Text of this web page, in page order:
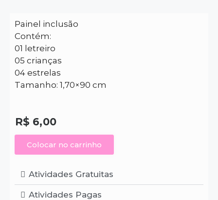
Painel inclusão
Contém:
01 letreiro
05 crianças
04 estrelas
Tamanho: 1,70×90 cm
R$ 6,00
Colocar no carrinho
Atividades Gratuitas
Atividades Pagas